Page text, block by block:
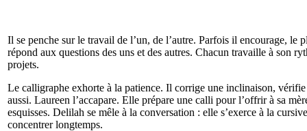
Il se penche sur le travail de l’un, de l’autre. Parfois il encourage, le
répond aux questions des uns et des autres. Chacun travaille à son
projets.
Le calligraphe exhorte à la patience. Il corrige une inclinaison,
aussi. Laureen l’accapare. Elle prépare une calli pour l’offrir à sa
esquisses. Delilah se mêle à la conversation : elle s’exerce à la
concentrer longtemps.